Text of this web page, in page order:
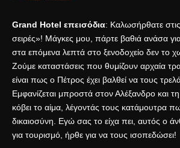
Grand Hotel επεισόδια: Καλωσήρθατε
σειρές»! Μάγκες μου, πάρτε βαθιά ανάσα
στα επόμενα λεπτά στο ξενοδοχείο δεν το
Ζούμε καταστάσεις που θυμίζουν αρχαία
είναι πως ο Πέτρος έχει βαλθεί να τους
Εμφανίζεται μπροστά στον Αλέξανδρο και
κόβει το αίμα, λέγοντάς τους κατάμουτρα
δικαιοσύνη. Εγώ σας το είχα πει, αυτός ο
για τουρισμό, ήρθε για να τους ισοπεδώσει!